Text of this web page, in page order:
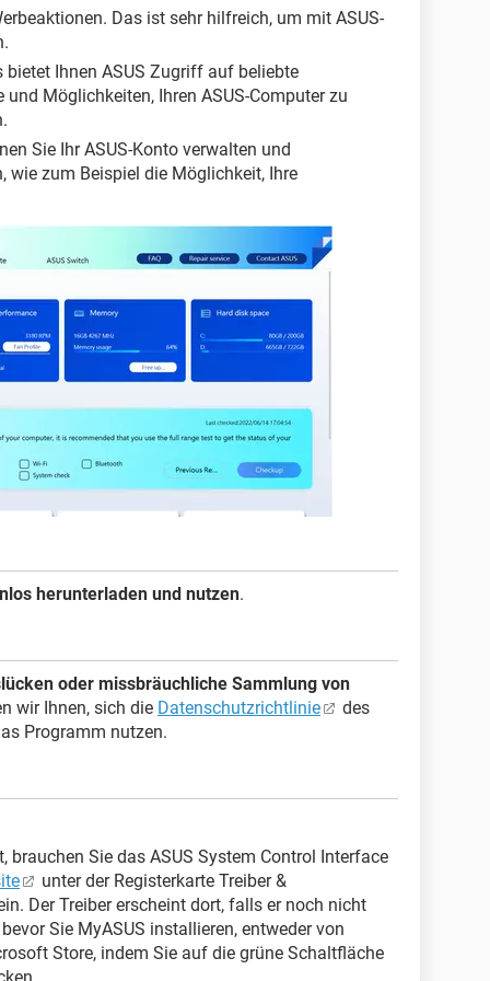
Das ist sehr hilfreich, um mit ASUS-
Ihnen ASUS Zugriff auf beliebte
Möglichkeiten, Ihren ASUS-Computer zu
Sie Ihr ASUS-Konto verwalten und
wie zum Beispiel die Möglichkeit, Ihre
herunterladen und nutzen.
oder missbräuchliche Sammlung von
wir Ihnen, sich die Datenschutzrichtlinie
des
Programm nutzen.
Sie das ASUS System Control Interface
unter der Registerkarte Treiber &
Der Treiber erscheint dort, falls er noch nicht
Sie MyASUS installieren, entweder von
Store, indem Sie auf die grüne Schaltfläche